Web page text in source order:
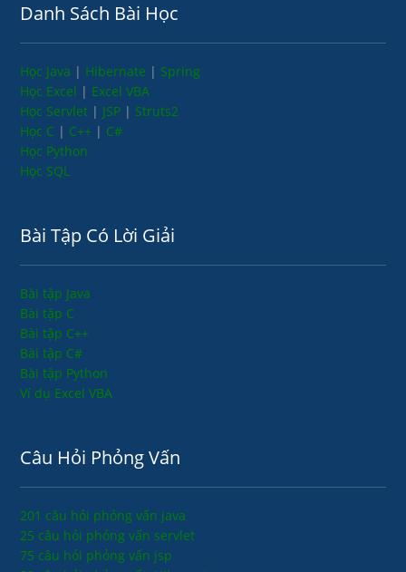
Danh Sách Bài Học
Học Java | Hibernate | Spring
Học Excel | Excel VBA
Học Servlet | JSP | Struts2
Học C | C++ | C#
Học Python
Học SQL
Bài Tập Có Lời Giải
Bài tập Java
Bài tập C
Bài tập C++
Bài tập C#
Bài tập Python
Ví dụ Excel VBA
Câu Hỏi Phỏng Vấn
201 câu hỏi phỏng vấn java
25 câu hỏi phỏng vấn servlet
75 câu hỏi phỏng vấn jsp